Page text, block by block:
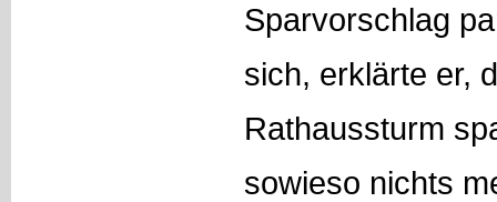
Sparvorschlag
sich, erklärte er,
Rathaussturm
sowieso nichts